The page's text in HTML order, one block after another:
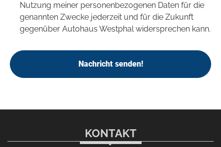
Nutzung meiner personenbezogenen Daten für die
genannten Zwecke jederzeit und für die Zukunft
gegenüber Autohaus Westphal widersprechen kann.
Nachricht senden!
KONTAKT